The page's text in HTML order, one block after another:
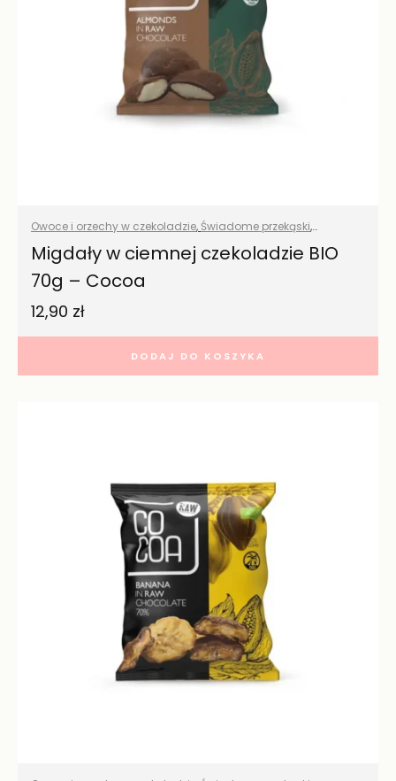
Owoce i orzechy w czekoladzie, Świadome przekąski,
Wszystkie produkty
Migdały w ciemnej czekoladzie BIO
70g – Cocoa
12,90 zł
DODAJ DO KOSZYKA